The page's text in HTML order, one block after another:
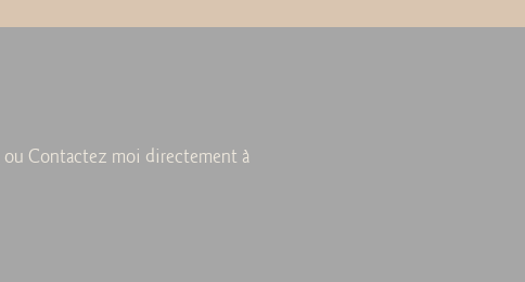
ou Contactez moi directement à